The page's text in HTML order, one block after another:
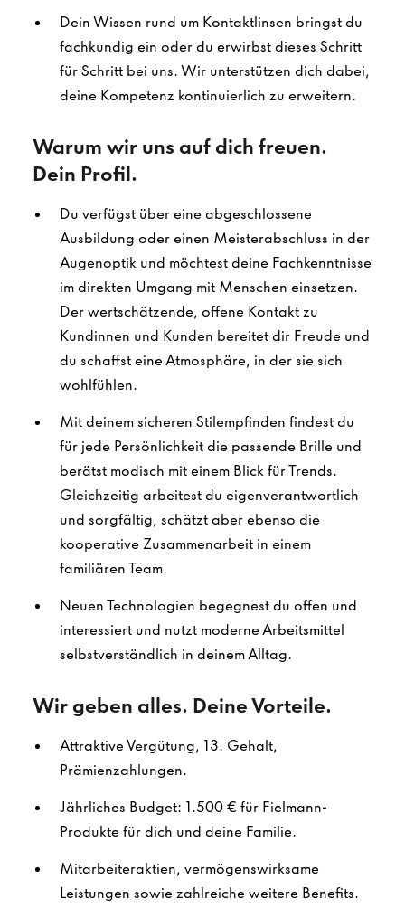
Dein Wissen rund um Kontaktlinsen bringst du
fachkundig ein oder du erwirbst dieses Schritt
für Schritt bei uns. Wir unterstützen dich dabei,
deine Kompetenz kontinuierlich zu erweitern.
Warum wir uns auf dich freuen.
Dein Profil.
Du verfügst über eine abgeschlossene
Ausbildung oder einen Meisterabschluss in der
Augenoptik und möchtest deine Fachkenntnisse
im direkten Umgang mit Menschen einsetzen.
Der wertschätzende, offene Kontakt zu
Kundinnen und Kunden bereitet dir Freude und
du schaffst eine Atmosphäre, in der sie sich
wohlfühlen.
Mit deinem sicheren Stilempfinden findest du
für jede Persönlichkeit die passende Brille und
berätst modisch mit einem Blick für Trends.
Gleichzeitig arbeitest du eigenverantwortlich
und sorgfältig, schätzt aber ebenso die
kooperative Zusammenarbeit in einem
familiären Team.
Neuen Technologien begegnest du offen und
interessiert und nutzt moderne Arbeitsmittel
selbstverständlich in deinem Alltag.
Wir geben alles. Deine Vorteile.
Attraktive Vergütung, 13. Gehalt,
Prämienzahlungen.
Jährliches Budget: 1.500 € für Fielmann-
Produkte für dich und deine Familie.
Mitarbeiteraktien, vermögenswirksame
Leistungen sowie zahlreiche weitere Benefits.